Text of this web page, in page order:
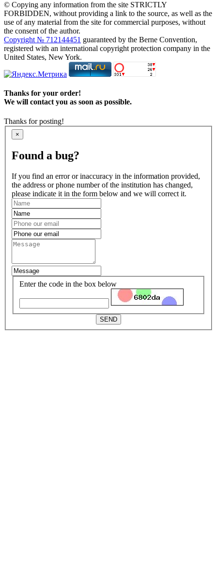
© Copying any information from the site STRICTLY
FORBIDDEN, without providing a link to the source, as well as the
use of any material from the site for commercial purposes, without
the consent of the author.
Copyright № 712144451 guaranteed by the Berne Convention,
registered with an international copyright protection company in the
United States, New York.
Thanks for your order!
We will contact you as soon as possible.
Thanks for posting!
×
Found a bug?
If you find an error or inaccuracy in the information provided,
the address or phone number of the institution has changed,
please indicate it in the form below and we will correct it.
Enter the code in the box below
SEND